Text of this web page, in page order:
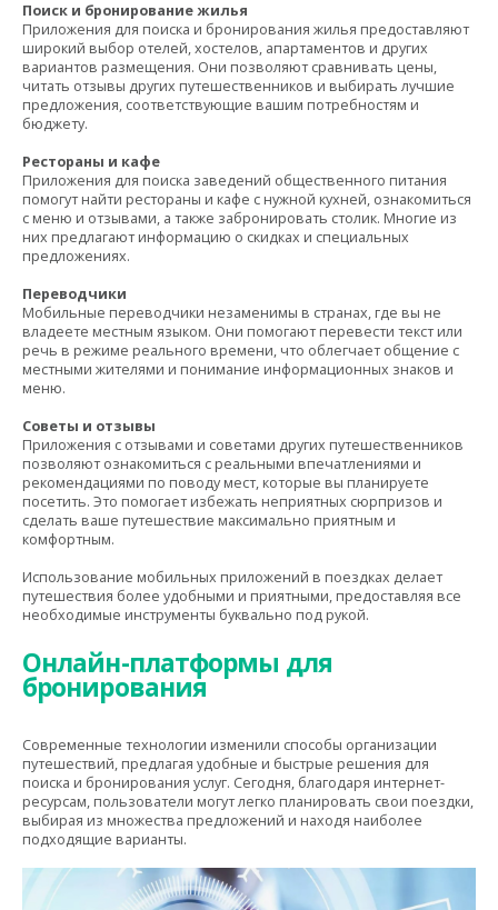
Поиск и бронирование жилья
Приложения для поиска и бронирования жилья предоставляют
широкий выбор отелей, хостелов, апартаментов и других
вариантов размещения. Они позволяют сравнивать цены,
читать отзывы других путешественников и выбирать лучшие
предложения, соответствующие вашим потребностям и
бюджету.
Рестораны и кафе
Приложения для поиска заведений общественного питания
помогут найти рестораны и кафе с нужной кухней, ознакомиться
с меню и отзывами, а также забронировать столик. Многие из
них предлагают информацию о скидках и специальных
предложениях.
Переводчики
Мобильные переводчики незаменимы в странах, где вы не
владеете местным языком. Они помогают перевести текст или
речь в режиме реального времени, что облегчает общение с
местными жителями и понимание информационных знаков и
меню.
Советы и отзывы
Приложения с отзывами и советами других путешественников
позволяют ознакомиться с реальными впечатлениями и
рекомендациями по поводу мест, которые вы планируете
посетить. Это помогает избежать неприятных сюрпризов и
сделать ваше путешествие максимально приятным и
комфортным.
Использование мобильных приложений в поездках делает
путешествия более удобными и приятными, предоставляя все
необходимые инструменты буквально под рукой.
Онлайн-платформы для
бронирования
Современные технологии изменили способы организации
путешествий, предлагая удобные и быстрые решения для
поиска и бронирования услуг. Сегодня, благодаря интернет-
ресурсам, пользователи могут легко планировать свои поездки,
выбирая из множества предложений и находя наиболее
подходящие варианты.